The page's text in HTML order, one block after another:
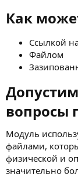
Как
Ссылкой
Файлом
вопросы
Модуль
файлами,
физической и
значительно